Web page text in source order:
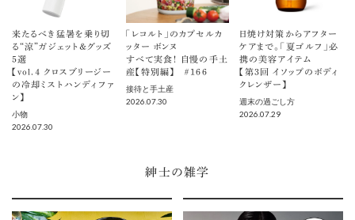
来たるべき猛暑を乗り切
る“涼”ガジェット＆グッズ
5選
【vol.４ クロスブリージー
の冷却ミストハンディファ
ン】
小物
2026.07.30
「レコルト」のカプセルカ
ッター ボンヌ
すべて実食！ 自慢の手土
産【特別編】 ＃166
接待と手土産
2026.07.30
日焼け対策からアフター
ケアまで。「夏ゴルフ」必
携の美容アイテム
【第3回 イソップのボディ
クレンザー】
週末の過ごし方
2026.07.29
紳士の雑学